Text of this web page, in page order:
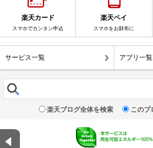
楽天カード
スマホでカンタン申込
楽天ペイ
スマホをお財布に
サービス一覧 アプリ一覧
楽天ブログ全体を検索 このブ